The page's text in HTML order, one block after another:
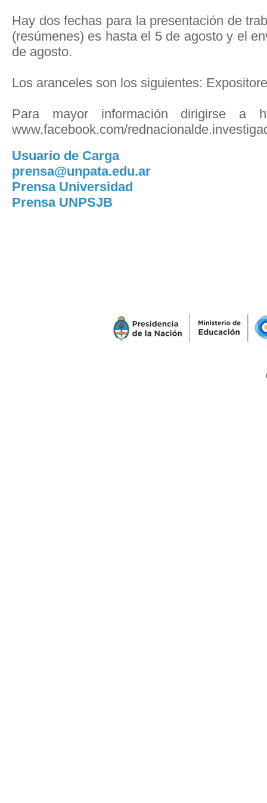
Hay dos fechas para la presentación de
(resúmenes) es hasta el 5 de agosto y el
de agosto.
Los aranceles son los siguientes:
Para mayor información dirigirse a
www.facebook.com/
Usuario de Carga
prensa@unpata.edu.ar
Prensa Universidad
Prensa UNPSJB